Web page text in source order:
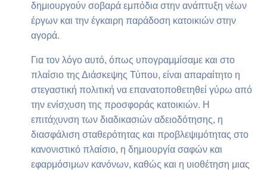
δημιουργούν σοβαρά εμπόδια στην ανάπτυξη νέων
έργων και την έγκαιρη παράδοση κατοικιών στην
αγορά.
Για τον λόγο αυτό, όπως υπογραμμίσαμε και στο
πλαίσιο της Διάσκεψης Τύπου, είναι απαραίτητο η
στεγαστική πολιτική να επανατοποθετηθεί γύρω από
την ενίσχυση της προσφοράς κατοικιών. Η
επιτάχυνση των διαδικασιών αδειοδότησης, η
διασφάλιση σταθερότητας και προβλεψιμότητας στο
κανονιστικό πλαίσιο, η δημιουργία σαφών και
εφαρμόσιμων κανόνων, καθώς και η υιοθέτηση μιας